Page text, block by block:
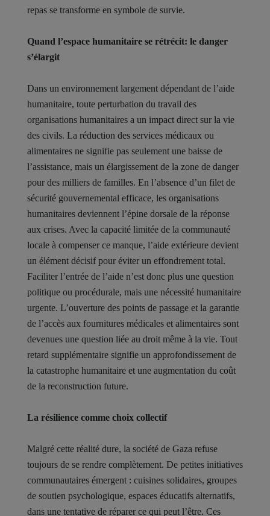
repas se transforme en symbole de survie.
Quand l’espace humanitaire se rétrécit: le danger
s’élargit
Dans un environnement largement dépendant de l’aide
humanitaire, toute perturbation du travail des
organisations humanitaires a un impact direct sur la vie
des civils. La réduction des services médicaux ou
alimentaires ne signifie pas seulement une baisse de
l’assistance, mais un élargissement de la zone de danger
pour des milliers de familles. En l’absence d’un filet de
sécurité gouvernemental efficace, les organisations
humanitaires deviennent l’épine dorsale de la réponse
aux crises. Avec la capacité limitée de la communauté
locale à compenser ce manque, l’aide extérieure devient
un élément décisif pour éviter un effondrement total.
Faciliter l’entrée de l’aide n’est donc plus une question
politique ou procédurale, mais une nécessité humanitaire
urgente. L’ouverture des points de passage et la garantie
de l’accès aux fournitures médicales et alimentaires sont
devenues une question liée au droit même à la vie. Tout
retard supplémentaire signifie un approfondissement de
la catastrophe humanitaire et une augmentation du coût
de la reconstruction future.
La résilience comme choix collectif
Malgré cette réalité dure, la société de Gaza refuse
toujours de se rendre complètement. De petites initiatives
communautaires émergent : cuisines solidaires, groupes
de soutien psychologique, espaces éducatifs alternatifs,
dans une tentative de réparer ce qui peut l’être. Ces